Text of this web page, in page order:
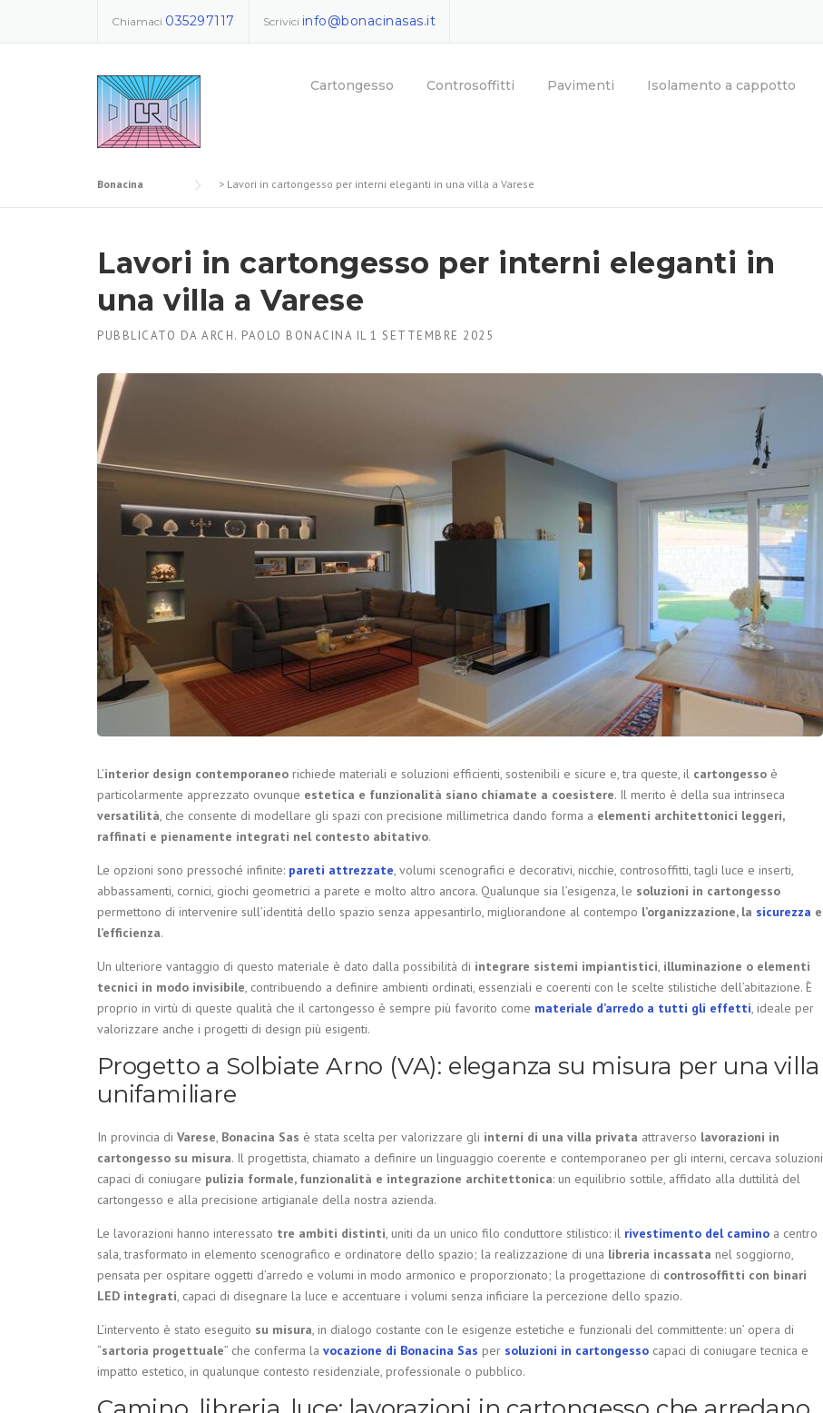
Chiamaci 035297117 Scrivici info@bonacinasas.it
Cartongesso Controsoffitti Pavimenti Isolamento a cappotto
Bonacina > Lavori in cartongesso per interni eleganti in una villa a Varese
Lavori in cartongesso per interni eleganti in
una villa a Varese
PUBBLICATO DA ARCH. PAOLO BONACINA IL 1 SETTEMBRE 2025
L’interior design contemporaneo richiede materiali e soluzioni efficienti, sostenibili e sicure e, tra queste, il cartongesso è
particolarmente apprezzato ovunque estetica e funzionalità siano chiamate a coesistere. Il merito è della sua intrinseca
versatilità, che consente di modellare gli spazi con precisione millimetrica dando forma a elementi architettonici leggeri,
raffinati e pienamente integrati nel contesto abitativo.
Le opzioni sono pressoché infinite: pareti attrezzate, volumi scenografici e decorativi, nicchie, controsoffitti, tagli luce e inserti,
abbassamenti, cornici, giochi geometrici a parete e molto altro ancora. Qualunque sia l’esigenza, le soluzioni in cartongesso
permettono di intervenire sull’identità dello spazio senza appesantirlo, migliorandone al contempo l’organizzazione, la sicurezza e
l’efficienza.
Un ulteriore vantaggio di questo materiale è dato dalla possibilità di integrare sistemi impiantistici, illuminazione o elementi
tecnici in modo invisibile, contribuendo a definire ambienti ordinati, essenziali e coerenti con le scelte stilistiche dell’abitazione. È
proprio in virtù di queste qualità che il cartongesso è sempre più favorito come materiale d’arredo a tutti gli effetti, ideale per
valorizzare anche i progetti di design più esigenti.
Progetto a Solbiate Arno (VA): eleganza su misura per una villa
unifamiliare
In provincia di Varese, Bonacina Sas è stata scelta per valorizzare gli interni di una villa privata attraverso lavorazioni in
cartongesso su misura. Il progettista, chiamato a definire un linguaggio coerente e contemporaneo per gli interni, cercava soluzioni
capaci di coniugare pulizia formale, funzionalità e integrazione architettonica: un equilibrio sottile, affidato alla duttilità del
cartongesso e alla precisione artigianale della nostra azienda.
Le lavorazioni hanno interessato tre ambiti distinti, uniti da un unico filo conduttore stilistico: il rivestimento del camino a centro
sala, trasformato in elemento scenografico e ordinatore dello spazio; la realizzazione di una libreria incassata nel soggiorno,
pensata per ospitare oggetti d’arredo e volumi in modo armonico e proporzionato; la progettazione di controsoffitti con binari
LED integrati, capaci di disegnare la luce e accentuare i volumi senza inficiare la percezione dello spazio.
L’intervento è stato eseguito su misura, in dialogo costante con le esigenze estetiche e funzionali del committente: un’ opera di
“sartoria progettuale” che conferma la vocazione di Bonacina Sas per soluzioni in cartongesso capaci di coniugare tecnica e
impatto estetico, in qualunque contesto residenziale, professionale o pubblico.